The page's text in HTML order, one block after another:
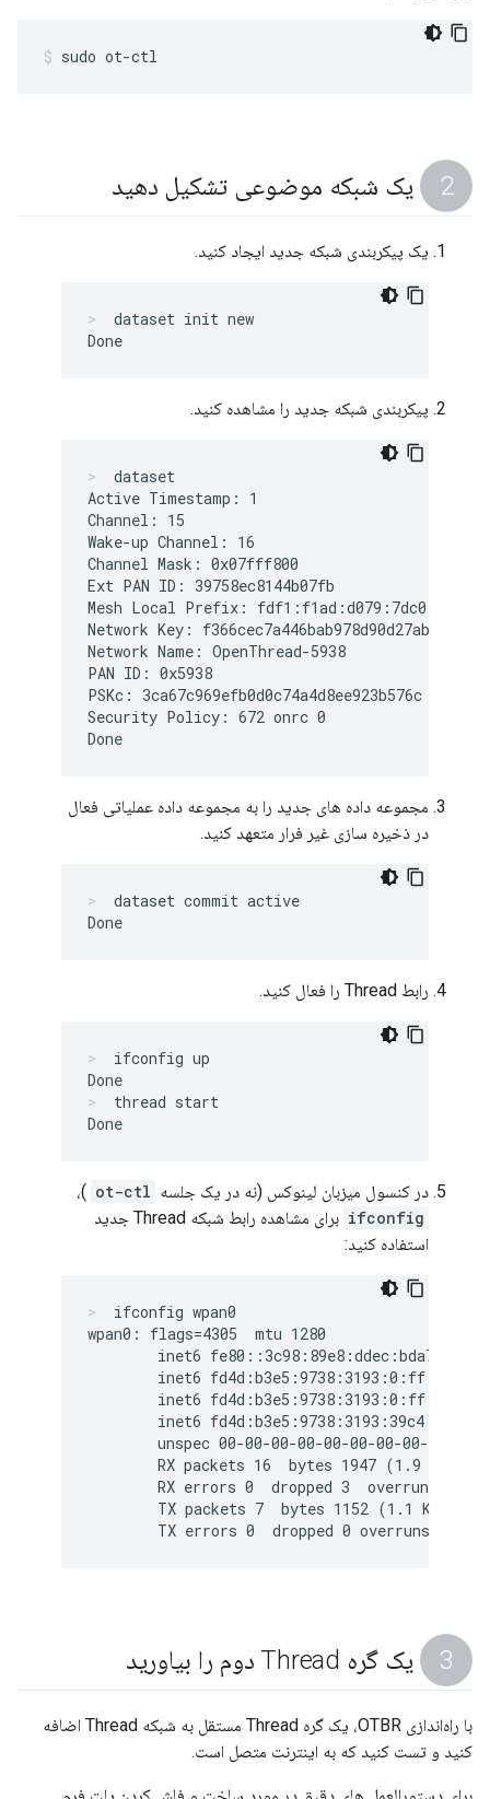
sudo ot-ctl
یک شبکه موضوعی تشکیل دهید
یک پیکربندی شبکه جدید ایجاد کنید.
dataset init new
پیکربندی شبکه جدید را مشاهده کنید.
dataset
Active Timestamp: 1
Channel: 15
Wake-up Channel: 16
Channel Mask: 0x07fff800
Ext PAN ID: 39758ec8144b07fb
Mesh Local Prefix: fdf1:f1ad:d079:7dc0::/64
Network Key: f366cec7a446bab978d90d27abe38f23
Network Name: OpenThread-5938
PAN ID: 0x5938
PSKc: 3ca67c969efb0d0c74a4d8ee923b576c
Security Policy: 672 onrc 0
مجموعه داده های جدید را به مجموعه داده عملیاتی فعال
در ذخیره سازی غیر فرار متعهد کنید.
dataset commit active
رابط Thread را فعال کنید.
ifconfig up
thread start
در کنسول میزبان لینوکس (نه در یک جلسه ot-ctl )،
ifconfig
برای مشاهده رابط شبکه Thread جدید
استفاده کنید:
ifconfig wpan0
wpan0: flags=4305
  mtu 1280
inet6 fe80::3c98:89e8:ddec:bda7
inet6
inet6
inet6
unspec 00-00-00-00-00-00-00-00-00-
        RX packets 16  bytes 1947 (1.9 KiB)
RX errors 0  dropped 3  overruns 0
        TX packets 7  bytes 1152 (1.1 KiB)
یک گره Thread دوم را بیاورید
با راه‌اندازی OTBR، یک گره Thread مستقل به شبکه Thread اضافه
کنید و تست کنید که به اینترنت متصل است.